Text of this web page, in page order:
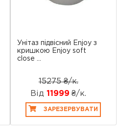
Унітаз підвісний Enjoy з
кришкою Enjoy soft
close ...
15275 ₴/к.
Від 11999₴/к.
ЗАРЕЗЕРВУВАТИ